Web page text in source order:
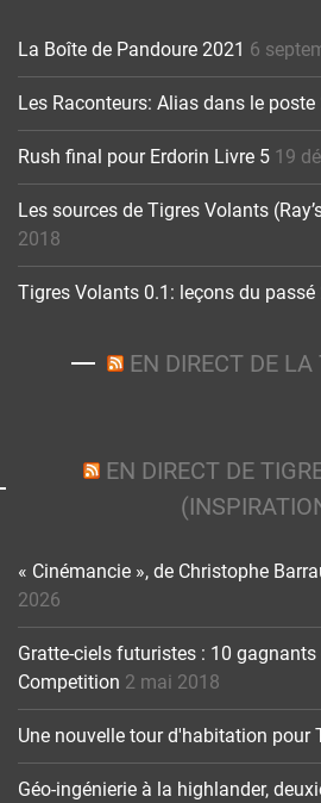
La Boîte de Pandoure 2021 6
Les Raconteurs: Alias dans le poste
Rush final pour Erdorin Livre 5 19
Les sources de Tigres Volants
2018
Tigres Volants 0.1: leçons du passé
EN DIRECT DE
EN DIRECT DE
« Cinémancie », de Christophe
2026
Gratte-ciels futuristes : 10
Competition 2 mai 2018
Une nouvelle tour d'habitation pour
Géo-ingénierie à la highlander,